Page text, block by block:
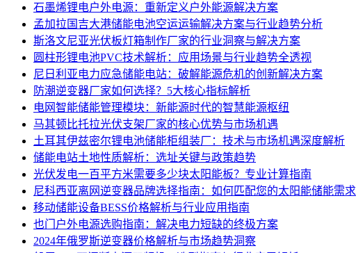
石墨烯锂电户外电源：重新定义户外能源解决方案
孟加拉国吉大港储能电池空运运输解决方案与行业趋势分析
斯洛文尼亚光伏板灯箱制作厂家的行业洞察与解决方案
圆柱形锂电池PVC技术解析：应用场景与行业趋势全透视
尼日利亚电力应急储能电站：破解能源危机的创新解决方案
防潮逆变器厂家如何选择？5大核心指标解析
电网智能储能管理模块：新能源时代的智慧能源枢纽
马其顿比托拉光伏支架厂家的核心优势与市场机遇
土耳其伊兹密尔锂电池储能柜组装厂：技术与市场机遇深度解析
储能电站土地性质解析：选址关键与政策趋势
光伏发电一百平方米需要多少块太阳能板？专业计算指南
尼科西亚离网逆变器品牌选择指南：如何匹配您的太阳能储能需求
移动储能设备BESS价格解析与行业应用指南
也门户外电源选购指南：解决电力短缺的终极方案
2024年俄罗斯逆变器价格解析与市场趋势洞察